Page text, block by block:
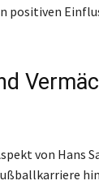
positiven
von Hans